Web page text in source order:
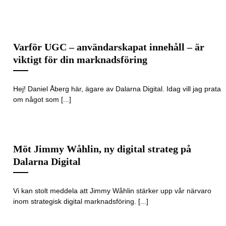
Varför UGC – användarskapat innehåll – är
viktigt för din marknadsföring
Hej! Daniel Åberg här, ägare av Dalarna Digital. Idag vill jag prata
om något som [...]
Möt Jimmy Wåhlin, ny digital strateg på
Dalarna Digital
Vi kan stolt meddela att Jimmy Wåhlin stärker upp vår närvaro
inom strategisk digital marknadsföring. [...]